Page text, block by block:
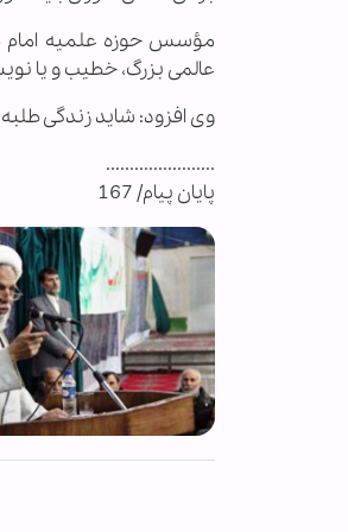
مؤسس حوزه علمیه امام
عالمی بزرگ، خطیب و یا
وی افزود: شاید زندگی
.......................
پایان پیام/ 167